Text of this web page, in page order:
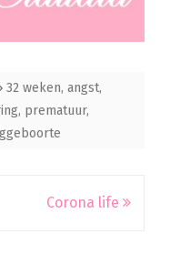
32 weken, angst,
, prematuur,
Corona life